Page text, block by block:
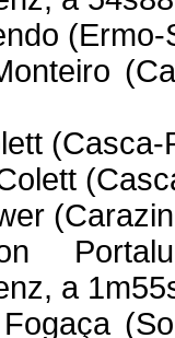
a